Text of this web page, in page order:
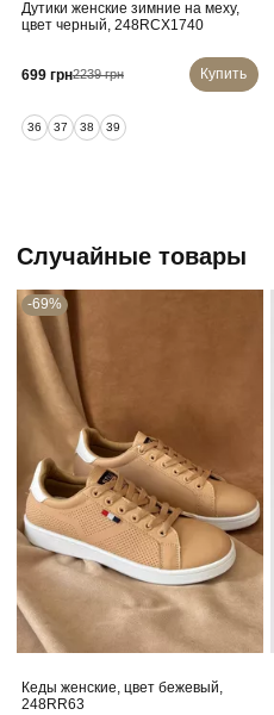
Дутики женские зимние на меху,
цвет черный, 248RCX1740
699 грн2239 грн Купить
36 37 38 39
Случайные товары
-69%
Кеды женские, цвет бежевый,
248RR63